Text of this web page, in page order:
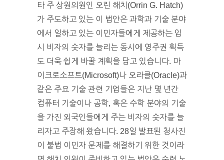
타 주 상원의원인 오린 해치(Orrin G. Hatch)
가 주도하고 있는 이 법안은 과학과 기술 분야
에서 일하고 있는 이민자들에게 제공하는 임
시 비자의 숫자를 늘리는 동시에 영주권 획득
도 더욱 쉽게 바꿀 계획을 담고 있습니다. 마
이크로소프트(Microsoft)나 오라클(Oracle)과
같은 주요 기술 관련 기업들은 지난 몇 년간
컴퓨터 기술이나 공학, 혹은 수학 분야의 기술
을 가진 외국인들에게 주는 비자의 숫자를 늘
리자고 주장해 왔습니다. 28일 발표된 청사진
이 불법 이민자 문제를 해결하기 위한 것이라